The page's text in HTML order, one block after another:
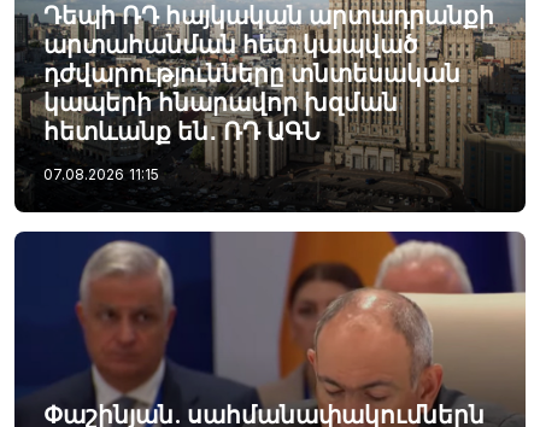
Դեպի ՌԴ հայկական արտադրանքի
արտահանման հետ կապված
դժվարությունները տնտեսական
կապերի հնարավոր խզման
հետևանք են․ ՌԴ ԱԳՆ
07.08.2026 11:15
Փաշինյան. սահմանափակումներն